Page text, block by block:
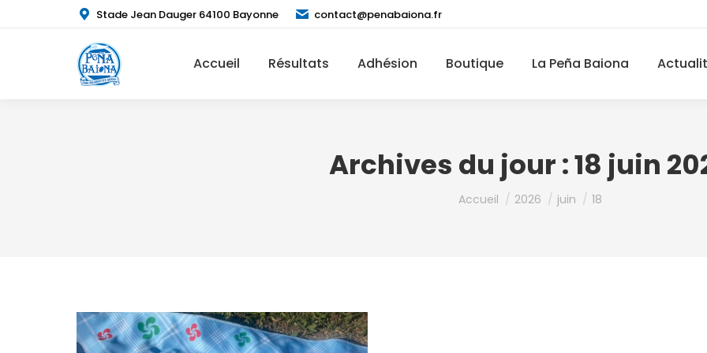
Stade Jean Dauger 64100 Bayonne contact@penabaiona.fr
Accueil Résultats Adhésion Boutique La Peña Baiona
Archives du jour :18 juin
Vous êtes ici :
Accueil 2026 juin 18